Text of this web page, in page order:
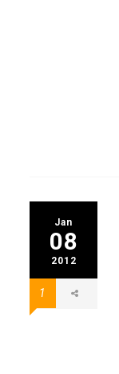
Jan
08
2012
1